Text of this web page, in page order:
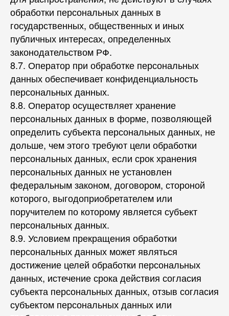
обработки персональных данных в
государственных, общественных и иных
публичных интересах, определенных
законодательством РФ.
8.7. Оператор при обработке персональных
данных обеспечивает конфиденциальность
персональных данных.
8.8. Оператор осуществляет хранение
персональных данных в форме, позволяющей
определить субъекта персональных данных, не
дольше, чем этого требуют цели обработки
персональных данных, если срок хранения
персональных данных не установлен
федеральным законом, договором, стороной
которого, выгодоприобретателем или
поручителем по которому является субъект
персональных данных.
8.9. Условием прекращения обработки
персональных данных может являться
достижение целей обработки персональных
данных, истечение срока действия согласия
субъекта персональных данных, отзыв согласия
субъектом персональных данных или